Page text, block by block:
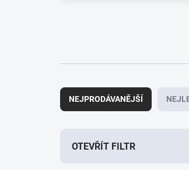
a
z
NEJPRODÁVANĚJŠÍ
OTEVŘÍT FILTR